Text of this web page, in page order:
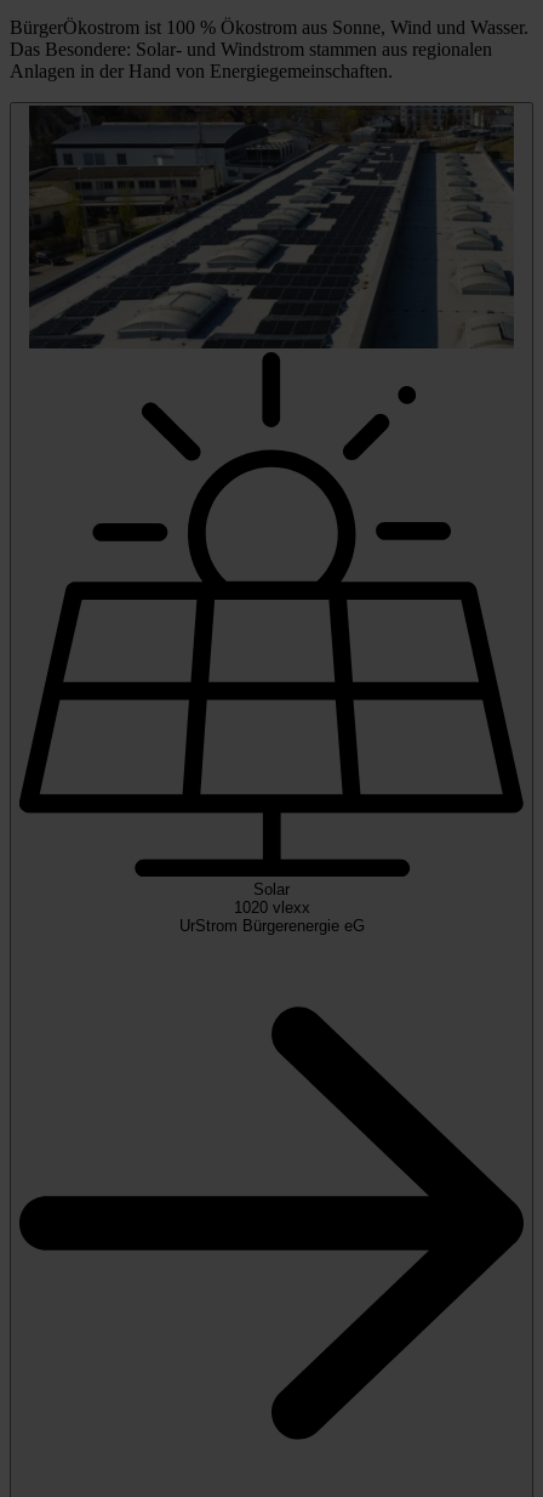
BürgerÖkostrom ist 100 % Ökostrom aus Sonne, Wind und Wasser.
Das Besondere: Solar- und Windstrom stammen aus regionalen
Anlagen in der Hand von Energiegemeinschaften.
Solar
1020 vlexx
UrStrom Bürgerenergie eG